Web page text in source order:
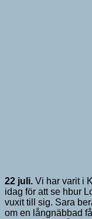
22 juli. Vi har varit i
idag för att se hbur
vuxit till sig. Sara
om en långnäbbad